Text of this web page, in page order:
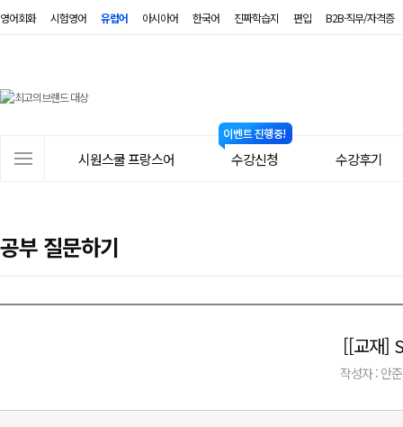
영어회화 시험영어 유럽어 아시아어 한국어 진짜학습지 편입 B2B·직무/자격증
어
뉴
시원스쿨 프랑스어 수강신청 수강후기
공부 질문하기
[[교재]
작성자 : 안